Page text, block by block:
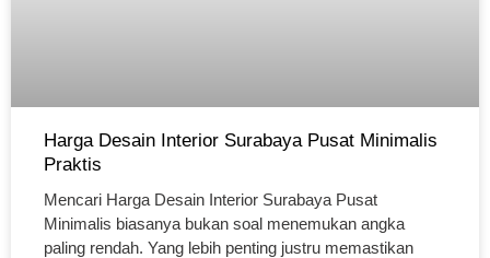
Harga Desain Interior Surabaya Pusat Minimalis
Praktis
Mencari Harga Desain Interior Surabaya Pusat
Minimalis biasanya bukan soal menemukan angka
paling rendah. Yang lebih penting justru memastikan